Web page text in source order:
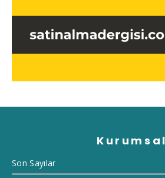
Kurumsal
Son Sayılar